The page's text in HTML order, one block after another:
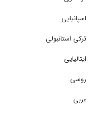
اسپانیایی
ترکی استانبولی
ایتالیایی
روسی
عربی